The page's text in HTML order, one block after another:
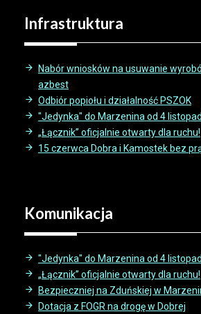
Infrastruktura
Nabór wniosków na usuwanie
azbest
Odbiór popiołu i działalność PSZOK
"Jedynka" do Marzenina od 4
„Łącznik” oficjalnie otwarty dla ruchu!
15 czerwca Dobra i Kamostek bez
Komunikacja
"Jedynka" do Marzenina od 4
„Łącznik” oficjalnie otwarty dla ruchu!
Bezpieczniej na Zduńskiej w
Dotacja z FOGR na drogę w Dobrej